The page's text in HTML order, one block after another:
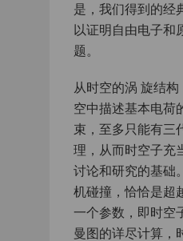
是，我们得到的经
以证明自由电子和
题。
从时空的涡 旋结
空中描述基本电荷
束，至多只能有三
理，从而时空子充
讨论和研究的基础
机碰撞，恰恰是超
一个参数，即时空
曼图的详尽计算，